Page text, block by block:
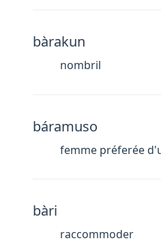
bàrakun
nombril
báramuso
femme préferée
bàri
raccommoder